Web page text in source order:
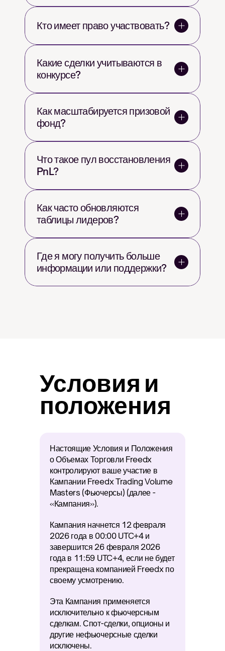
Кто имеет право участвовать?
Какие сделки учитываются в
конкурсе?
Как масштабируется призовой
фонд?
Что такое пул восстановления
PnL?
Как часто обновляются
таблицы лидеров?
Где я могу получить больше
информации или поддержки?
Условия и
положения
Настоящие Условия и Положения
о Объемах Торговли Freedx
контролируют ваше участие в
Кампании Freedx Trading Volume
Masters (Фьючерсы) (далее -
«Кампания»).
Кампания начнется 12 февраля
2026 года в 00:00 UTC+4 и
завершится 26 февраля 2026
года в 11:59 UTC+4, если не будет
прекращена компанией Freedx по
своему усмотрению.
Эта Кампания применяется
исключительно к фьючерсным
сделкам. Спот-сделки, опционы и
другие нефьючерсные сделки
исключены.